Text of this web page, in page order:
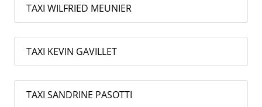
TAXI WILFRIED MEUNIER
TAXI KEVIN GAVILLET
TAXI SANDRINE PASOTTI